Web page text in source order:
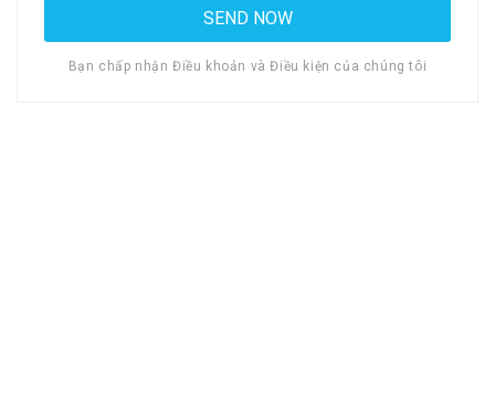
Bạn chấp nhận Điều khoản và Điều kiện của chúng tôi